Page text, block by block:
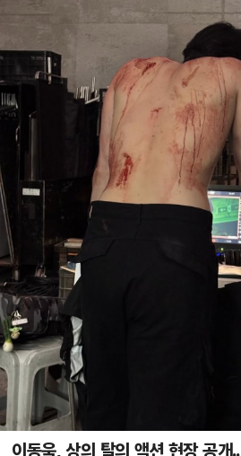
이동욱, 상의 탈의 액션 현장 공